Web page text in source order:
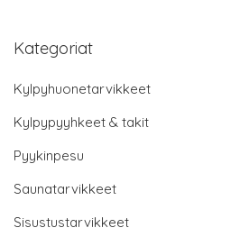
Kategoriat
Kylpyhuonetarvikkeet
Kylpypyyhkeet & takit
Pyykinpesu
Saunatarvikkeet
Sisustustarvikkeet